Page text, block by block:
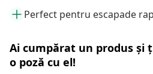
Perfect pentru escapade
Ai cumpărat un produs și
o poză cu el!